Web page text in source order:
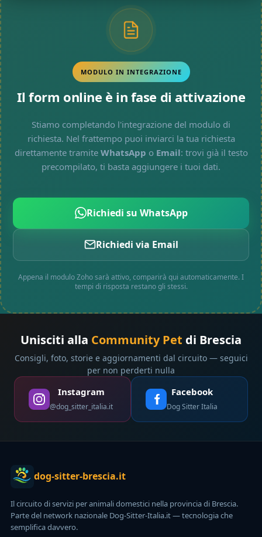
MODULO IN INTEGRAZIONE
Il form online è in fase di attivazione
Stiamo completando l'integrazione del modulo di
richiesta. Nel frattempo puoi inviarci la tua richiesta
direttamente tramite WhatsApp o Email: trovi già il testo
precompilato, ti basta aggiungere i tuoi dati.
Richiedi su WhatsApp
Richiedi via Email
Appena il modulo Zoho sarà attivo, comparirà qui automaticamente. I
tempi di risposta restano gli stessi.
Unisciti alla Community Pet di Brescia
Consigli, foto, storie e aggiornamenti dal circuito — seguici
per non perderti nulla
Instagram
@dog_sitter_italia.it
Facebook
Dog Sitter Italia
dog-sitter-brescia.it
Il circuito di servizi per animali domestici nella provincia di Brescia.
Parte del network nazionale Dog-Sitter-Italia.it — tecnologia che
semplifica davvero.